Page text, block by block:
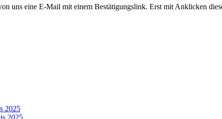
uns eine E-Mail mit einem Bestätigungslink. Erst mit Anklicken
2025